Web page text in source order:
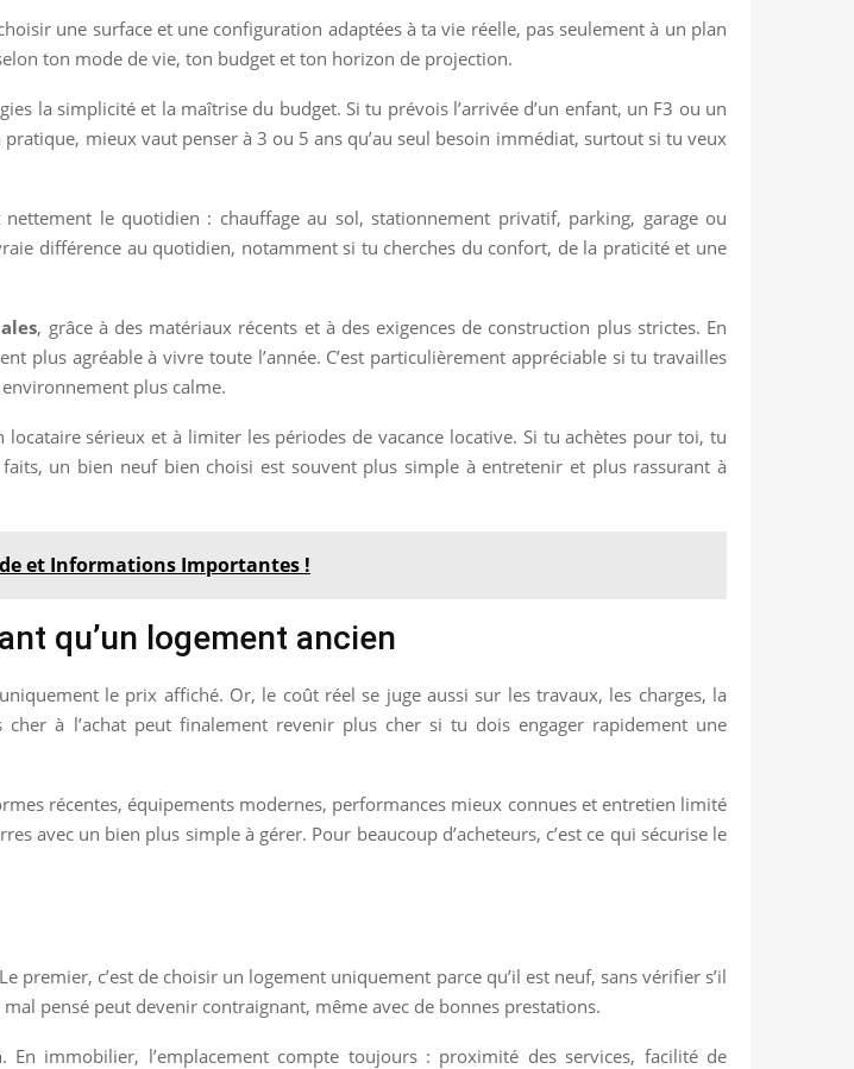
une surface et une configuration adaptées à ta vie réelle, pas seulement à un plan
ton mode de vie, ton budget et ton horizon de projection.
la simplicité et la maîtrise du budget. Si tu prévois l’arrivée d’un enfant, un F3 ou un
mieux vaut penser à 3 ou 5 ans qu’au seul besoin immédiat, surtout si tu veux
le quotidien : chauffage au sol, stationnement privatif, parking, garage ou
différence au quotidien, notamment si tu cherches du confort, de la praticité et une
, grâce à des matériaux récents et à des exigences de construction plus strictes. En
plus agréable à vivre toute l’année. C’est particulièrement appréciable si tu travailles
plus calme.
sérieux et à limiter les périodes de vacance locative. Si tu achètes pour toi, tu
un bien neuf bien choisi est souvent plus simple à entretenir et plus rassurant à
et Informations Importantes !
qu’un logement ancien
le prix affiché. Or, le coût réel se juge aussi sur les travaux, les charges, la
à l’achat peut finalement revenir plus cher si tu dois engager rapidement une
récentes, équipements modernes, performances mieux connues et entretien limité
avec un bien plus simple à gérer. Pour beaucoup d’acheteurs, c’est ce qui sécurise le
c’est de choisir un logement uniquement parce qu’il est neuf, sans vérifier s’il
pensé peut devenir contraignant, même avec de bonnes prestations.
En immobilier, l’emplacement compte toujours : proximité des services, facilité de